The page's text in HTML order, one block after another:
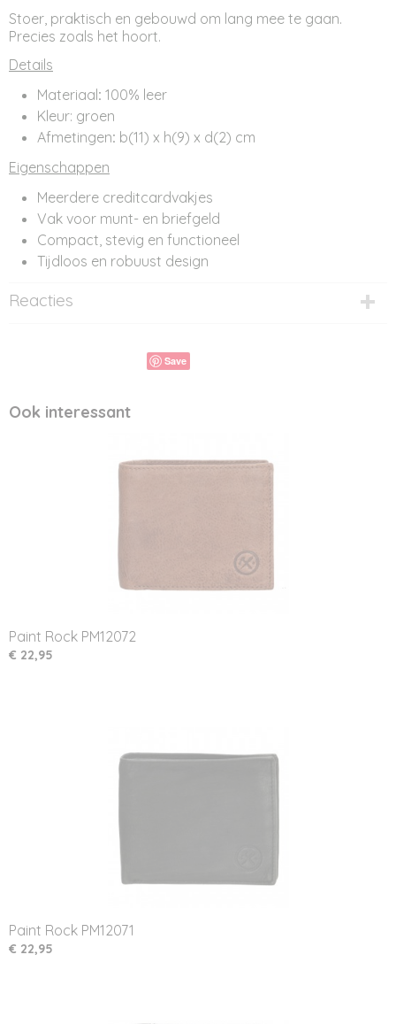
Stoer, praktisch en gebouwd om lang mee te gaan.
Precies zoals het hoort.
Details
Materiaal : 100% leer
Kleur: groen
Afmetingen: b(11) x h(9) x d(2) cm
Eigenschappen
Meerdere creditcardvakjes
Vak voor munt- en briefgeld
Compact, stevig en functioneel
Tijdloos en robuust design
Reacties
Save
Ook interessant
Paint Rock PM12072
€ 22,95
Paint Rock PM12071
€ 22,95